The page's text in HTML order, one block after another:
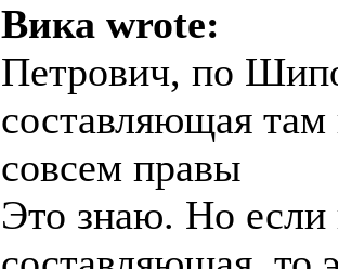
Вика wrote:
Петрович, по
составляющая там
совсем правы
Это знаю. Но